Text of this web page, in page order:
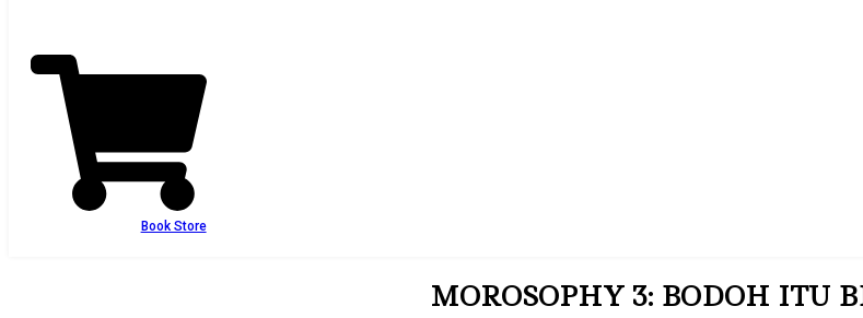
Book Store
MOROSOPHY 3: BODOH ITU